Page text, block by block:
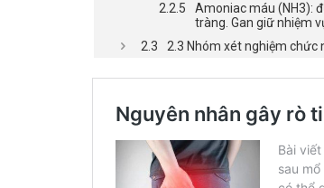
Amoniac máu (NH3):
tràng. Gan giữ nhiệm
2.3 Nhóm xét nghiệm chức